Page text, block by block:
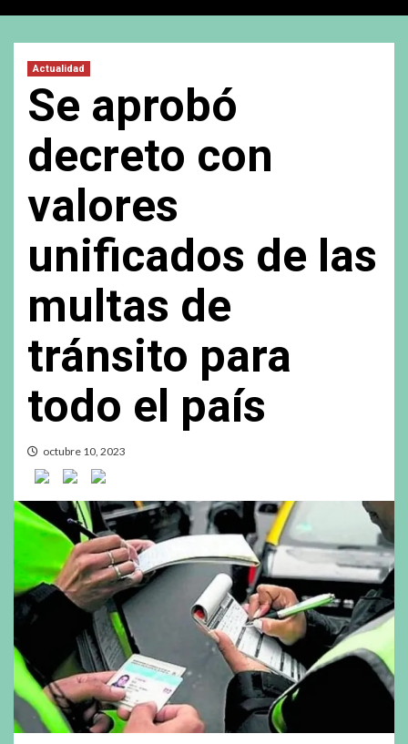
Actualidad
Se aprobó
decreto con
valores
unificados de las
multas de
tránsito para
todo el país
octubre 10, 2023